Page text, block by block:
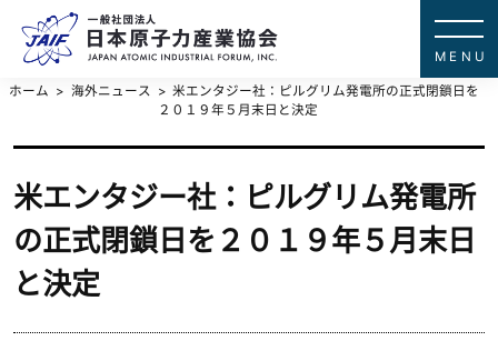
ホーム 海外ニュース
米エンタジー社：ピルグリム発電所の正式閉鎖日を
２０１９年５月末日と決定
米エンタジー社：ピルグリム発電所
の正式閉鎖日を２０１９年５月末日
と決定